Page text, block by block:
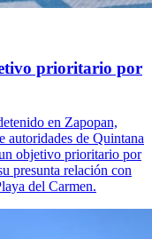
prioritario por
en Zapopan,
autoridades de Quintana
objetivo prioritario por
presunta relación con
del Carmen.